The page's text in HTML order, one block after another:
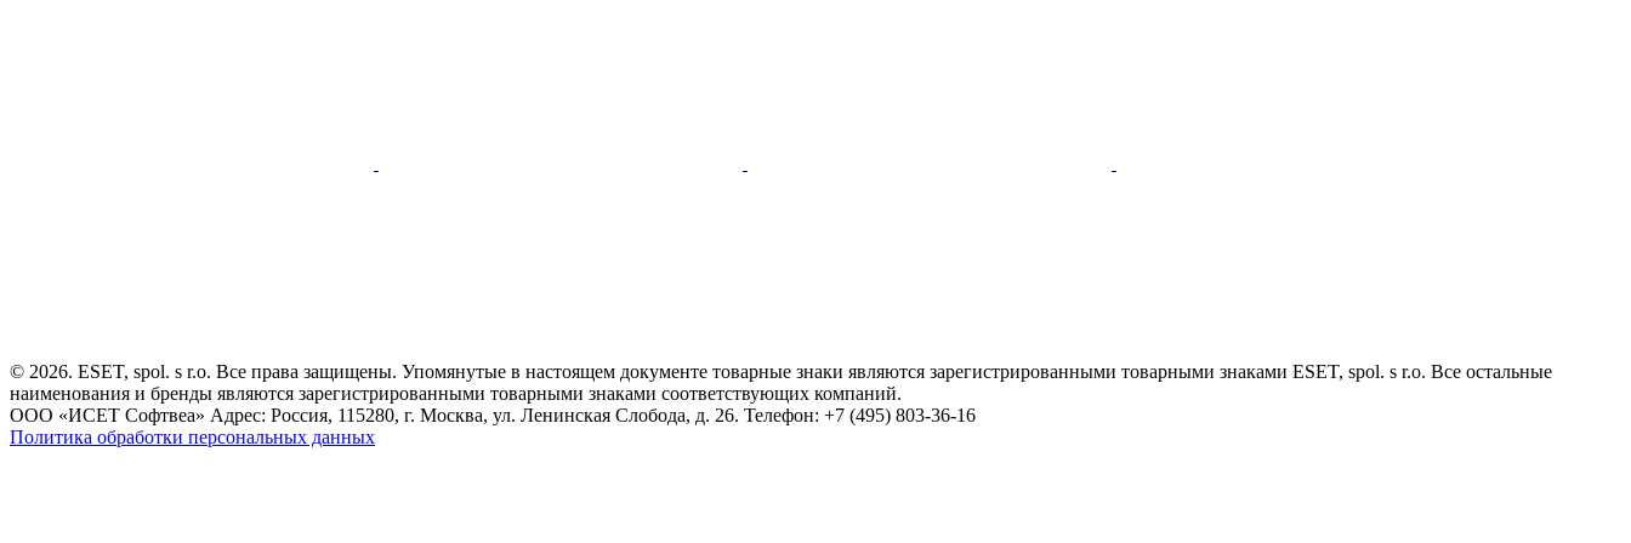
© 2026. ESET, spol. s r.o. Все права защищены. Упомянутые в настоящем документе товарные знаки являются зарегистрированными товарными знаками ESET, spol. s r.o. Все остальные
наименования и бренды являются зарегистрированными товарными знаками соответствующих компаний.
ООО «ИСЕТ Софтвеа» Адрес: Россия, 115280, г. Москва, ул. Ленинская Слобода, д. 26. Телефон: +7 (495) 803-36-16
Политика обработки персональных данных